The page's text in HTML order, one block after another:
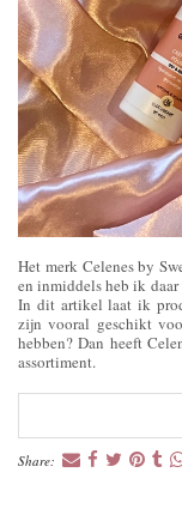
Het merk Celenes by
en inmiddels heb ik
In dit artikel laat ik
zijn vooral geschikt
hebben? Dan heeft
assortiment.
Share: